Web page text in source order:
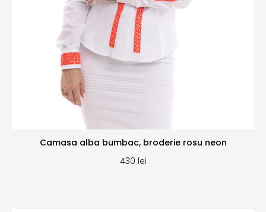
Camasa alba bumbac, broderie rosu neon
430 lei